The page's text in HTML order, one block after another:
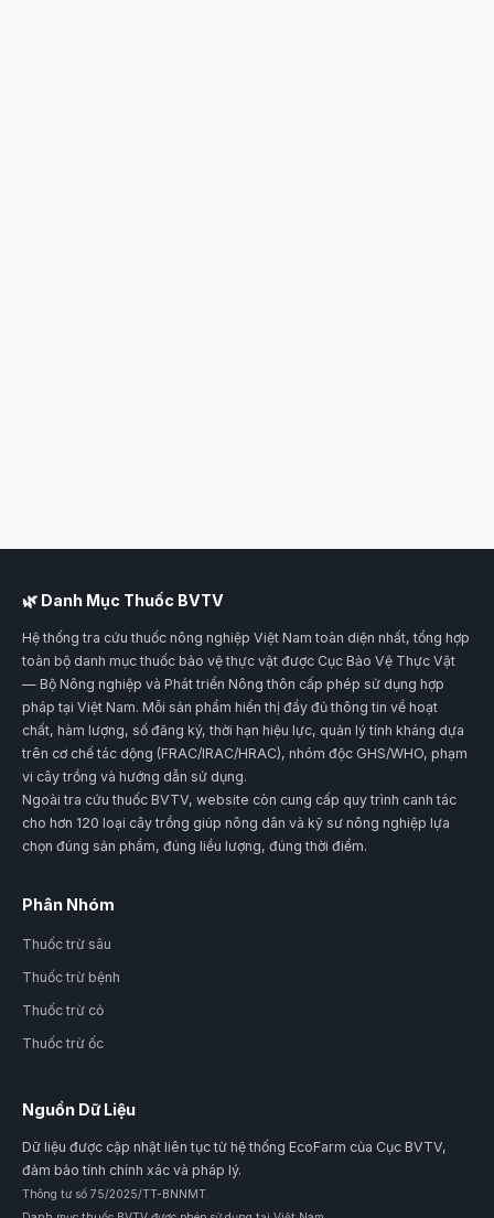
🌿 Danh Mục Thuốc BVTV
Hệ thống tra cứu thuốc nông nghiệp Việt Nam toàn diện nhất, tổng hợp
toàn bộ danh mục thuốc bảo vệ thực vật được Cục Bảo Vệ Thực Vật
— Bộ Nông nghiệp và Phát triển Nông thôn cấp phép sử dụng hợp
pháp tại Việt Nam. Mỗi sản phẩm hiển thị đầy đủ thông tin về hoạt
chất, hàm lượng, số đăng ký, thời hạn hiệu lực, quản lý tính kháng dựa
trên cơ chế tác dộng (FRAC/IRAC/HRAC), nhóm độc GHS/WHO, phạm
vi cây trồng và hướng dẫn sử dụng.
Ngoài tra cứu thuốc BVTV, website còn cung cấp quy trình canh tác
cho hơn 120 loại cây trồng giúp nông dân và kỹ sư nông nghiệp lựa
chọn đúng sản phẩm, đúng liều lượng, đúng thời điểm.
Phân Nhóm
Thuốc trừ sâu
Thuốc trừ bệnh
Thuốc trừ cỏ
Thuốc trừ ốc
Nguồn Dữ Liệu
Dữ liệu được cập nhật liên tục từ hệ thống EcoFarm của Cục BVTV,
đảm bảo tính chính xác và pháp lý.
Thông tư số 75/2025/TT-BNNMT.